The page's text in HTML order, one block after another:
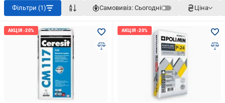
Фільтри (1) Самовивіз: Сьогодні Ціна